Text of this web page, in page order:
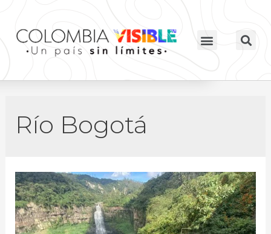
Río Bogotá